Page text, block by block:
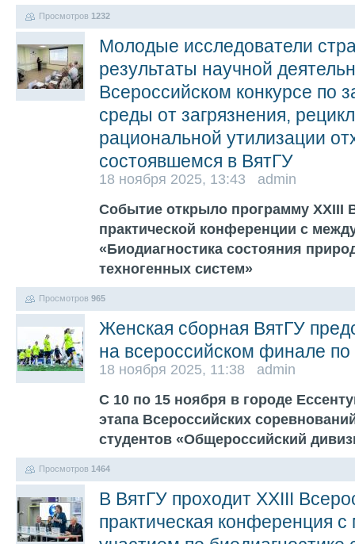
Просмотров 1232
Молодые исследователи
результаты научной
Всероссийском конкурсе по
среды от загрязнения,
рациональной утилизации
состоявшемся в ВятГУ
18 ноября 2025, 13:43 admin
Событие открыло программу XXIII
практической конференции с
«Биодиагностика состояния
техногенных систем»
Просмотров 965
Женская сборная ВятГУ
на всероссийском финале
18 ноября 2025, 11:38 admin
С 10 по 15 ноября в городе
этапа Всероссийских
студентов «Общероссийский
Просмотров 1464
В ВятГУ проходит XXIII
практическая конференция